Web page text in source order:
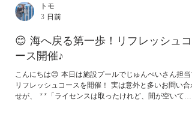
トモ
3 日前
😊 海へ戻る第一歩！リフレッシュコ
ース開催♪